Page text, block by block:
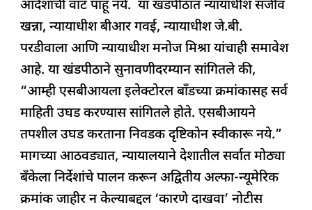
आदेशाची वाट पाहू नये. या खंडपीठात न्यायाधीश संजीव
खन्ना, न्यायाधीश बीआर गवई, न्यायाधीश जे.बी.
परडीवाला आणि न्यायाधीश मनोज मिश्रा यांचाही समावेश
आहे. या खंडपीठाने सुनावणीदरम्यान सांगितले की,
“आम्ही एसबीआयला इलेक्टोरल बाँडच्या क्रमांकासह सर्व
माहिती उघड करण्यास सांगितले होते. एसबीआयने
तपशील उघड करताना निवडक दृष्टिकोन स्वीकारू नये.”
मागच्या आठवड्यात, न्यायालयाने देशातील सर्वात मोठ्या
बँकेला निर्देशांचे पालन करून अद्वितीय अल्फा-न्यूमेरिक
क्रमांक जाहीर न केल्याबद्दल ‘कारणे दाखवा’ नोटीस